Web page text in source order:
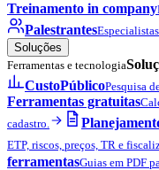
Treinamento in company
Palestrantes
Soluções
Ferramentas e tecnologia
CustoPúblicoPesquisa
Ferramentas gratuitas
cadastro.
ETP, riscos, preços, TR e
ferramentasGuias em PDF